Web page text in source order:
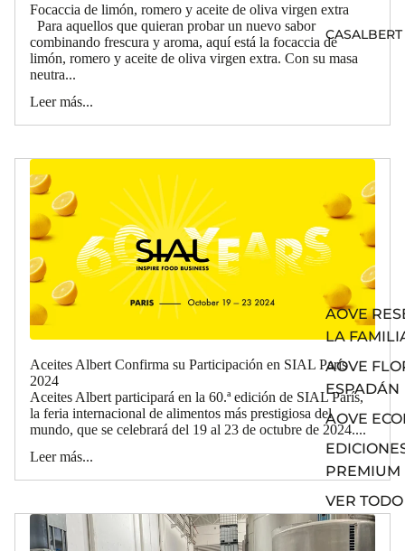
AOVE
LA
AOVE
ESPADÁN
AOVE
PREMIUM
VER TODO
Focaccia de limón, romero y aceite de oliva virgen extra
Para aquellos que quieran probar un nuevo sabor
combinando frescura y aroma, aquí está la focaccia de
limón, romero y aceite de oliva virgen extra. Con su masa
neutra...
Leer más...
Aceites Albert Confirma su Participación en SIAL París
2024
Aceites Albert participará en la 60.ª edición de SIAL París,
la feria internacional de alimentos más prestigiosa del
mundo, que se celebrará del 19 al 23 de octubre de 2024....
Leer más...